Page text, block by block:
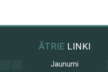
ĀTRIE LINKI
Jaunumi